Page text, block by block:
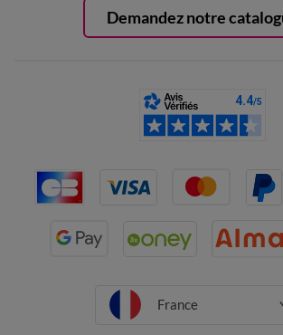
Demandez notre
France